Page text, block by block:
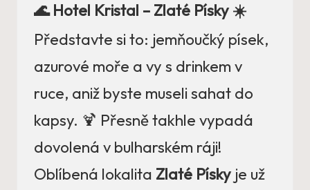
🌊 Hotel Kristal – Zlaté Písky ☀️
Představte si to: jemňoučký písek,
azurové moře a vy s drinkem v
ruce, aniž byste museli sahat do
kapsy. 🍹 Přesně takhle vypadá
dovolená v bulharském ráji!
Oblíbená lokalita Zlaté Písky je už